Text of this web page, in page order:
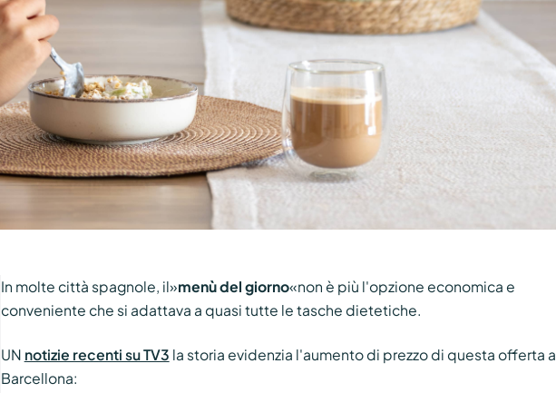
In molte città spagnole, il»menù del giorno«non è più l'opzione economica e
conveniente che si adattava a quasi tutte le tasche dietetiche.
UN notizie recenti su TV3 la storia evidenzia l'aumento di prezzo di questa offerta a
Barcellona: